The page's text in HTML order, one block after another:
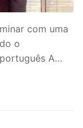
com uma
o
A…